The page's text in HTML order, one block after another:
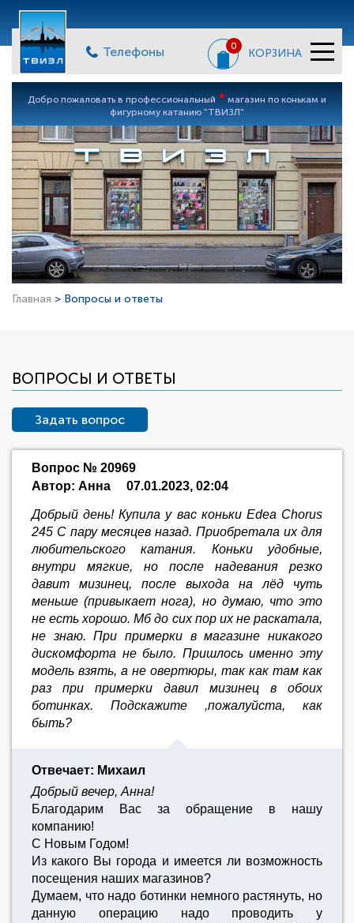
Телефоны 0
КОРЗИНА
Добро пожаловать в профессиональный * магазин по конькам и
фигурному катанию "ТВИЗЛ"
Главная > Вопросы и ответы
ВОПРОСЫ И ОТВЕТЫ
Задать вопрос
Вопрос № 20969
Автор: Анна
07.01.2023, 02:04
Добрый день! Купила у вас коньки Edea Сhorus
245 C пару месяцев назад. Приобретала их для
любительского катания. Коньки удобные,
внутри мягкие, но после надевания резко
давит мизинец, после выхода на лёд чуть
меньше (привыкает нога), но думаю, что это
не есть хорошо. Мб до сих пор их не раскатала,
не знаю. При примерки в магазине никакого
дискомфорта не было. Пришлось именно эту
модель взять, а не овертюры, так как там как
раз при примерки давил мизинец в обоих
ботинках. Подскажите ,пожалуйста, как
быть?
Отвечает: Михаил
Добрый вечер, Анна!
Благодарим Вас за обращение в нашу
компанию!
С Новым Годом!
Из какого Вы города и имеется ли возможность
посещения наших магазинов?
Думаем, что надо ботинки немного растянуть, но
данную операцию надо проводить у